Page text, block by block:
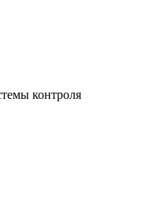
контроля